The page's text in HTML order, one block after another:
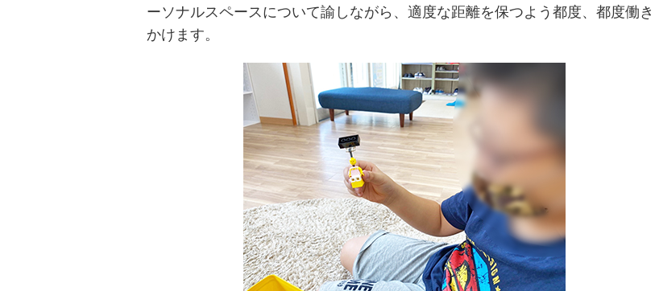
ーソナルスペースについて諭しながら、適度な距離を保つよう都度、都度働き
かけます。